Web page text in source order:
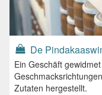
De
Ein Geschäft
Zutaten hergestellt.